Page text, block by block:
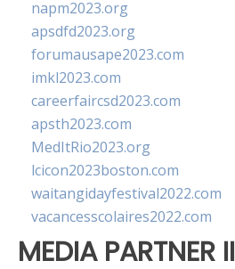
napm2023.org
apsdfd2023.org
forumausape2023.com
imkl2023.com
careerfaircsd2023.com
apsth2023.com
MedItRio2023.org
lcicon2023boston.com
waitangidayfestival2022.com
vacancesscolaires2022.com
MEDIA PARTNER II